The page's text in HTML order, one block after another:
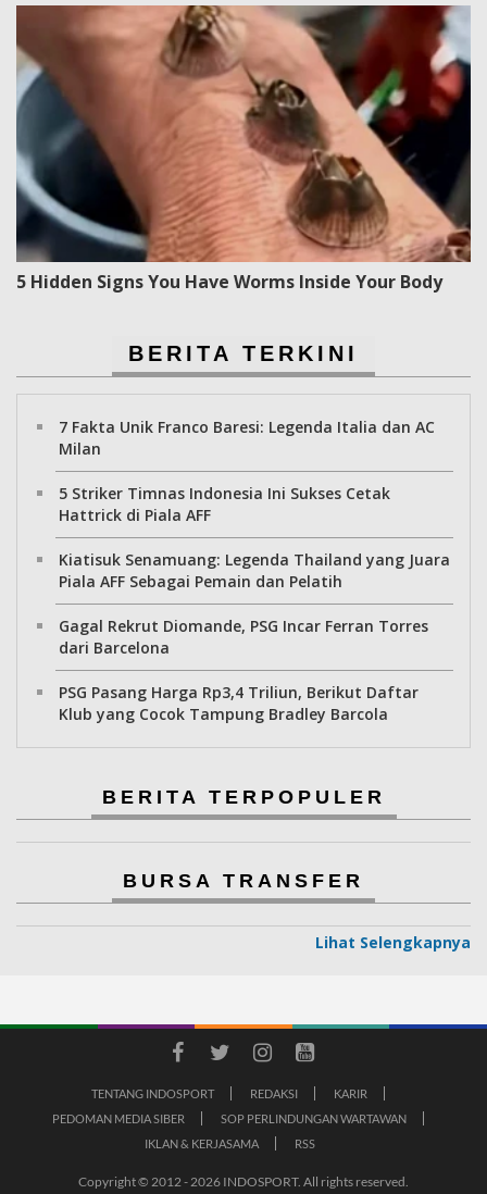
5 Hidden Signs You Have Worms Inside Your Body
BERITA TERKINI
7 Fakta Unik Franco Baresi: Legenda Italia dan AC
Milan
5 Striker Timnas Indonesia Ini Sukses Cetak
Hattrick di Piala AFF
Kiatisuk Senamuang: Legenda Thailand yang Juara
Piala AFF Sebagai Pemain dan Pelatih
Gagal Rekrut Diomande, PSG Incar Ferran Torres
dari Barcelona
PSG Pasang Harga Rp3,4 Triliun, Berikut Daftar
Klub yang Cocok Tampung Bradley Barcola
BERITA TERPOPULER
BURSA TRANSFER
Lihat Selengkapnya
TENTANG INDOSPORT REDAKSI
KARIR
PEDOMAN MEDIA SIBER
SOP PERLINDUNGAN WARTAWAN
IKLAN & KERJASAMA
RSS
Copyright © 2012 - 2026 INDOSPORT. All rights reserved.